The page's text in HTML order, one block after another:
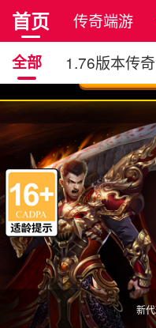
首页 传奇端游
全部
1.76版本传奇